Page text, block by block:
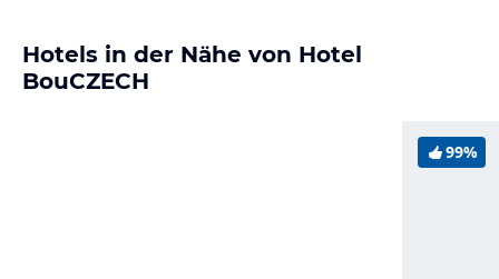
Hotels in der Nähe von Hotel
BouCZECH
99%